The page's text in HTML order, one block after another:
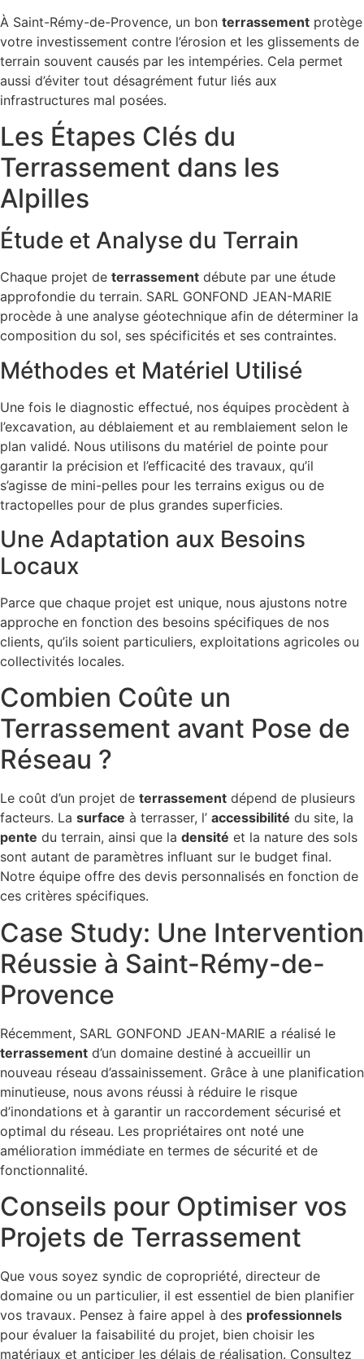
À Saint-Rémy-de-Provence, un bon terrassement protège
votre investissement contre l’érosion et les glissements de
terrain souvent causés par les intempéries. Cela permet
aussi d’éviter tout désagrément futur liés aux
infrastructures mal posées.
Les Étapes Clés du
Terrassement dans les
Alpilles
Étude et Analyse du Terrain
Chaque projet de terrassement débute par une étude
approfondie du terrain. SARL GONFOND JEAN-MARIE
procède à une analyse géotechnique afin de déterminer la
composition du sol, ses spécificités et ses contraintes.
Méthodes et Matériel Utilisé
Une fois le diagnostic effectué, nos équipes procèdent à
l’excavation, au déblaiement et au remblaiement selon le
plan validé. Nous utilisons du matériel de pointe pour
garantir la précision et l’efficacité des travaux, qu’il
s’agisse de mini-pelles pour les terrains exigus ou de
tractopelles pour de plus grandes superficies.
Une Adaptation aux Besoins
Locaux
Parce que chaque projet est unique, nous ajustons notre
approche en fonction des besoins spécifiques de nos
clients, qu’ils soient particuliers, exploitations agricoles ou
collectivités locales.
Combien Coûte un
Terrassement avant Pose de
Réseau ?
Le coût d’un projet de terrassement dépend de plusieurs
facteurs. La surface à terrasser, l’ accessibilité du site, la
pente du terrain, ainsi que la densité et la nature des sols
sont autant de paramètres influant sur le budget final.
Notre équipe offre des devis personnalisés en fonction de
ces critères spécifiques.
Case Study: Une Intervention
Réussie à Saint-Rémy-de-
Provence
Récemment, SARL GONFOND JEAN-MARIE a réalisé le
terrassement d’un domaine destiné à accueillir un
nouveau réseau d’assainissement. Grâce à une planification
minutieuse, nous avons réussi à réduire le risque
d’inondations et à garantir un raccordement sécurisé et
optimal du réseau. Les propriétaires ont noté une
amélioration immédiate en termes de sécurité et de
fonctionnalité.
Conseils pour Optimiser vos
Projets de Terrassement
Que vous soyez syndic de copropriété, directeur de
domaine ou un particulier, il est essentiel de bien planifier
vos travaux. Pensez à faire appel à des professionnels
pour évaluer la faisabilité du projet, bien choisir les
matériaux et anticiper les délais de réalisation. Consultez